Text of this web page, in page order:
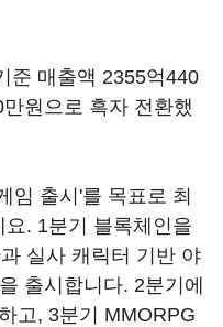
준 매출액 2355억440
원으로 흑자 전환했
임 출시'를 목표로 최
. 1분기 블록체인을
실사 캐릭터 기반 야
출시합니다. 2분기에
고, 3분기 MMORPG